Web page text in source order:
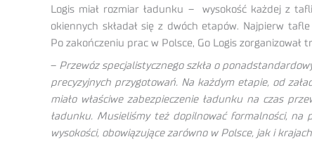
Logis miał rozmiar ładunku – wysokość każdej z
okiennych składał się z dwóch etapów. Najpierw
Po zakończeniu prac w Polsce, Go Logis
– Przewóz specjalistycznego szkła o
precyzyjnych przygotowań. Na każdym etapie, od
miało właściwe zabezpieczenie ładunku na czas
ładunku. Musieliśmy też dopilnować formalności, na
wysokości, obowiązujące zarówno w Polsce, jak i